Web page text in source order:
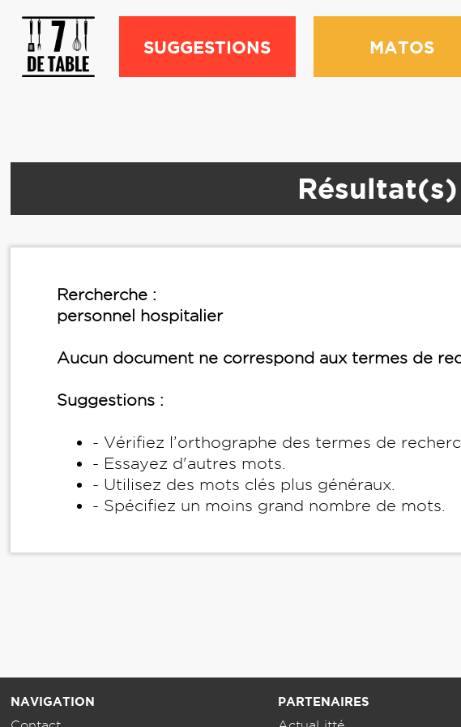
SUGGESTIONS MATOS
Rercherche :
personnel hospitalier
Aucun document ne correspond aux termes de
Suggestions :
- Vérifiez l’orthographe des termes de
- Essayez d'autres mots.
- Utilisez des mots clés plus généraux.
- Spécifiez un moins grand nombre de mots.
NAVIGATION
PARTENAIRES